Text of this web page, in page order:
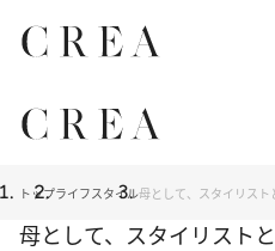
トップライフスタイル母として、スタイリスト
母として、スタイリストとして “欲しい”を